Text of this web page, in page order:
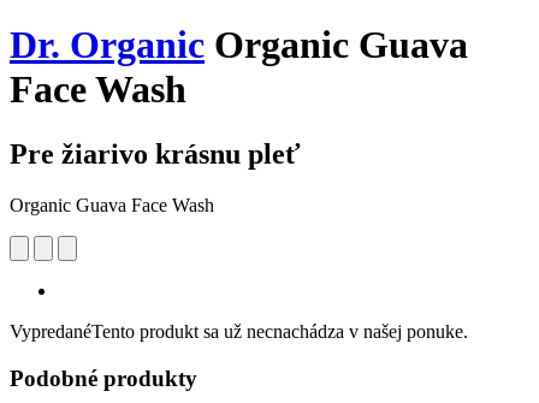
Dr. Organic Organic Guava
Face Wash
Pre žiarivo krásnu pleť
Organic Guava Face Wash
VypredanéTento produkt sa už necnachádza v našej ponuke.
Podobné produkty